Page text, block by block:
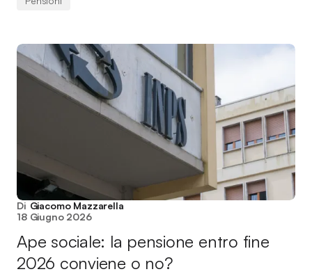
Di Giacomo Mazzarella
18 Giugno 2026
Ape sociale: la pensione entro fine
2026 conviene o no?